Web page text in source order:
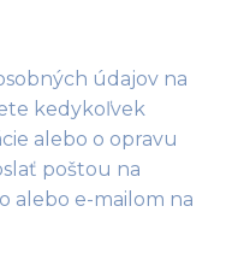
údajov na
kedykoľvek
alebo o opravu
poštou na
alebo e-mailom na